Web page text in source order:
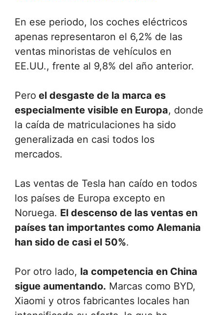
En ese periodo, los coches eléctricos
apenas representaron el 6,2% de las
ventas minoristas de vehículos en
EE.UU., frente al 9,8% del año anterior.
Pero el desgaste de la marca es
especialmente visible en Europa, donde
la caída de matriculaciones ha sido
generalizada en casi todos los
mercados.
Las ventas de Tesla han caído en todos
los países de Europa excepto en
Noruega. El descenso de las ventas en
países tan importantes como Alemania
han sido de casi el 50%.
Por otro lado, la competencia en China
sigue aumentando. Marcas como BYD,
Xiaomi y otros fabricantes locales han